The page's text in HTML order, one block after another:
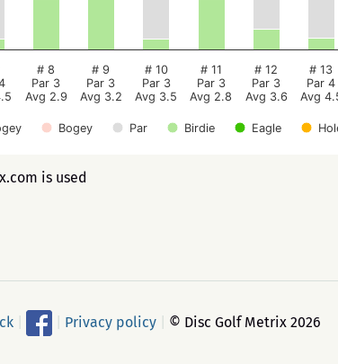
Bogey Par Birdie Eagle
# 8
Par 3
Avg 2.9
# 9
Par 3
Avg 3.2
# 10
Par 3
Avg 3.5
# 11
Par 3
Avg 2.8
# 12
Par 3
Avg 3.6
# 13
Par 4
Avg
is used
Privacy policy © Disc Golf Metrix 2026